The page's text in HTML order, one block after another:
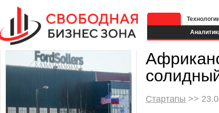
Стартапы >>